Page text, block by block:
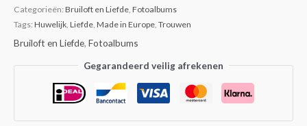
Categorieën: Bruiloft en Liefde Fotoalbums
Tags: Huwelijk Liefde Made in Europe Trouwen
Bruiloft en Liefde, Fotoalbums
Gegarandeerd veilig afrekenen